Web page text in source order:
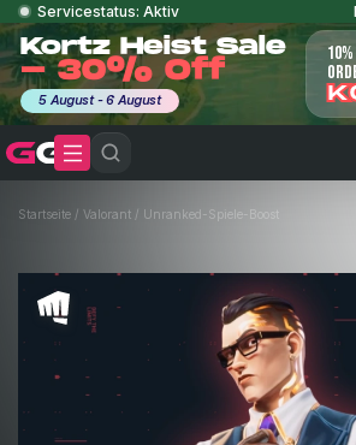
Servicestatus: Aktiv
Kortz Heist Sale
- 30% Off
5 August - 6 August
Startseite / Valorant / Unranked-Spiele-Boost